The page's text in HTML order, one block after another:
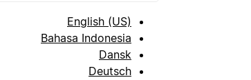
English (US)
Bahasa Indonesia
Dansk
Deutsch